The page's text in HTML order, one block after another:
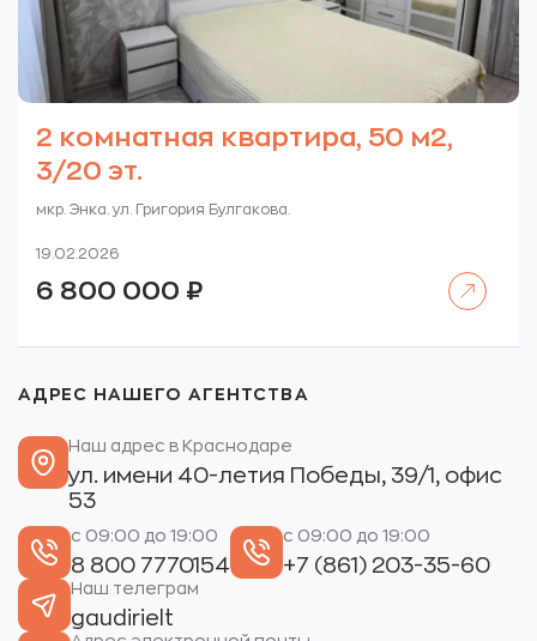
2 комнатная квартира, 50 м2,
3/20 эт.
мкр. Энка. ул. Григория Булгакова.
19.02.2026
6 800 000 ₽
АДРЕС НАШЕГО АГЕНТСТВА
Наш адрес в Краснодаре
ул. имени 40-летия Победы, 39/1, офис
53
с 09:00 до 19:00
8 800 7770154
с 09:00 до 19:00
+7 (861) 203-35-60
Наш телеграм
gaudirielt